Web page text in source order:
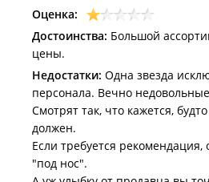
Оценка:
Достоинства: Большой
цены.
Недостатки: Одна звезда
персонала. Вечно
Смотрят так, что кажется,
должен.
Если требуется рекомендация,
"под нос".